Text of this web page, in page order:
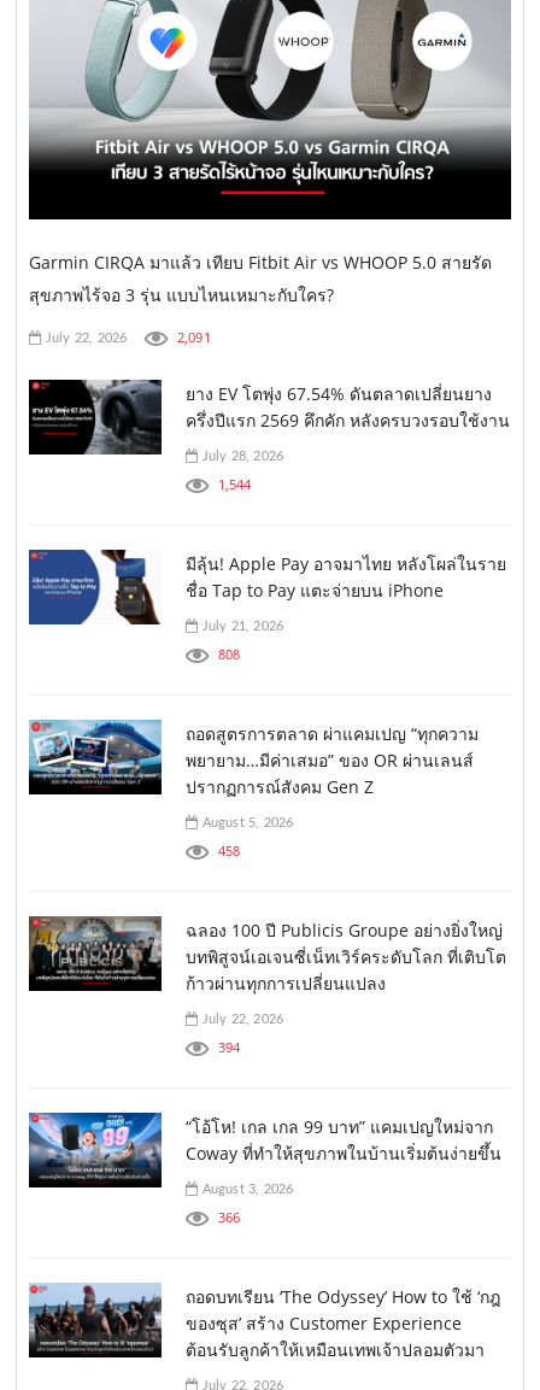
Garmin CIRQA มาแล้ว เทียบ Fitbit Air vs WHOOP 5.0 สายรัด
สุขภาพไร้จอ 3 รุ่น แบบไหนเหมาะกับใคร?
July 22, 2026 2,091
ยาง EV โตพุ่ง 67.54% ดันตลาดเปลี่ยนยาง
ครึ่งปีแรก 2569 คึกคัก หลังครบวงรอบใช้งาน
July 28, 2026
1,544
มีลุ้น! Apple Pay อาจมาไทย หลังโผล่ในราย
ชื่อ Tap to Pay แตะจ่ายบน iPhone
July 21, 2026
808
ถอดสูตรการตลาด ผ่าแคมเปญ “ทุกความ
พยายาม…มีค่าเสมอ” ของ OR ผ่านเลนส์
ปรากฏการณ์สังคม Gen Z
August 5, 2026
458
ฉลอง 100 ปี Publicis Groupe อย่างยิ่งใหญ่
บทพิสูจน์เอเจนซี่เน็ทเวิร์คระดับโลก ที่เติบโต
ก้าวผ่านทุกการเปลี่ยนแปลง
July 22, 2026
394
“โอ้โห! เกล เกล 99 บาท” แคมเปญใหม่จาก
Coway ที่ทำให้สุขภาพในบ้านเริ่มต้นง่ายขึ้น
August 3, 2026
366
ถอดบทเรียน ‘The Odyssey’ How to ใช้ ‘กฎ
ของซุส’ สร้าง Customer Experience
ต้อนรับลูกค้าให้เหมือนเทพเจ้าปลอมตัวมา
July 22, 2026